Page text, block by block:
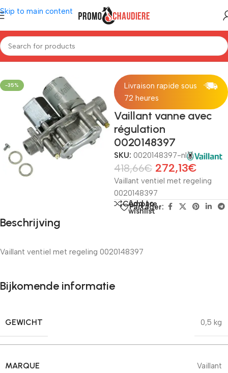
Skip to main content
Home/Ketels/Vaillant/Reserveonderdelen Vaillant
-35%
Livraison rapide sous
72 heures
Vaillant vanne avec
régulation
0020148397
SKU: 0020148397-nl
418,66€ 272,13€
Vaillant ventiel met regeling
0020148397
Compare
Add to
wishlist
Partager:
Beschrijving
Vaillant ventiel met regeling 0020148397
Bijkomende informatie
GEWICHT 0,5 kg
MARQUE Vaillant